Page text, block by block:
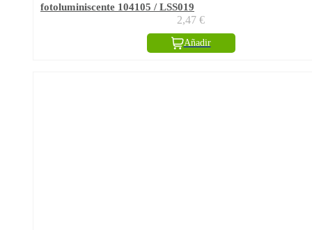
fotoluminiscente 104105 / LSS019
2,47 €
Añadir